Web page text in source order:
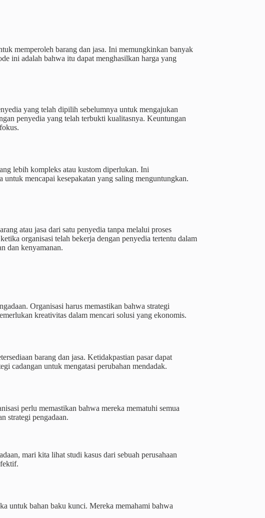
memperoleh barang dan jasa. Ini memungkinkan banyak
ini adalah bahwa itu dapat menghasilkan harga yang
yang telah dipilih sebelumnya untuk mengajukan
penyedia yang telah terbukti kualitasnya. Keuntungan
lebih kompleks atau kustom diperlukan. Ini
mencapai kesepakatan yang saling menguntungkan.
atau jasa dari satu penyedia tanpa melalui proses
organisasi telah bekerja dengan penyedia tertentu dalam
dan kenyamanan.
Organisasi harus memastikan bahwa strategi
kreativitas dalam mencari solusi yang ekonomis.
barang dan jasa. Ketidakpastian pasar dapat
cadangan untuk mengatasi perubahan mendadak.
perlu memastikan bahwa mereka mematuhi semua
strategi pengadaan.
mari kita lihat studi kasus dari sebuah perusahaan
untuk bahan baku kunci. Mereka memahami bahwa